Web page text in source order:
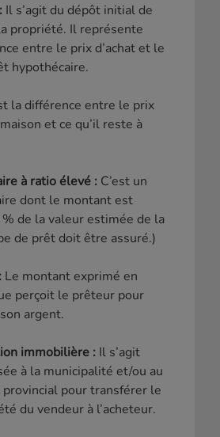
Il s’agit du dépôt initial de
propriété. Il représente
entre le prix d’achat et le
hypothécaire.
la différence entre le prix
et ce qu’il reste à
à ratio élevé : C’est un
dont le montant est
de la valeur estimée de la
de prêt doit être assuré.)
Le montant exprimé en
perçoit le prêteur pour
argent.
immobilière : Il s’agit
à la municipalité et/ou au
pour transférer le
du vendeur à l’acheteur.